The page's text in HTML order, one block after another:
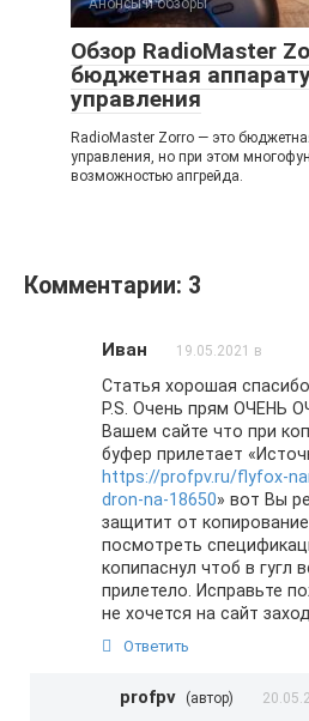
Анонсы и обзоры
Обзор RadioMaster
бюджетная
управления
RadioMaster Zorro — это
управления, но при этом
возможностью апгрейда.
Комментарии: 3
Иван 19.05.2021 в
Статья хорошая
P.S. Очень прям ОЧЕНЬ
Вашем сайте что при
буфер прилетает
https://profpv.ru/flyfox-
dron-na-18650» вот Вы
защитит от
посмотреть
копипаснул чтоб в гугл
прилетело. Исправьте
не хочется на сайт
Ответить
profpv (автор)